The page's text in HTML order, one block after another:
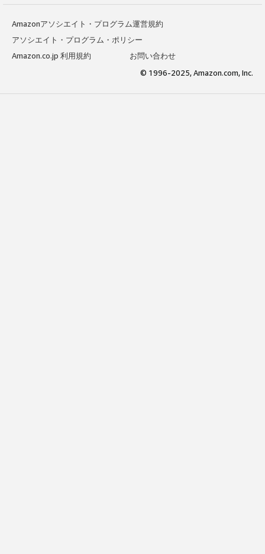
Amazonアソシエイト・プログラム運営規約
アソシエイト・プログラム・ポリシー
Amazon.co.jp 利用規約
お問い合わせ
© 1996-2025, Amazon.com, Inc.